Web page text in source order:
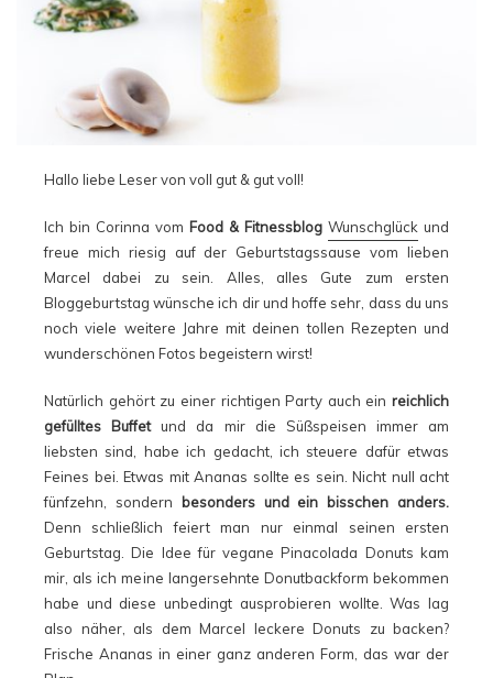
Hallo liebe Leser von voll gut & gut voll!
Ich bin Corinna vom Food & Fitnessblog Wunschglück und
freue mich riesig auf der Geburtstagssause vom lieben
Marcel dabei zu sein. Alles, alles Gute zum ersten
Bloggeburtstag wünsche ich dir und hoffe sehr, dass du uns
noch viele weitere Jahre mit deinen tollen Rezepten und
wunderschönen Fotos begeistern wirst!
Natürlich gehört zu einer richtigen Party auch ein reichlich
gefülltes Buffetund da mir die Süßspeisen immer am
liebsten sind, habe ich gedacht, ich steuere dafür etwas
Feines bei. Etwas mit Ananas sollte es sein. Nicht null acht
fünfzehn, sondern besonders und ein bisschen anders.
Denn schließlich feiert man nur einmal seinen ersten
Geburtstag. Die Idee für vegane Pinacolada Donuts kam
mir, als ich meine langersehnte Donutbackform bekommen
habe und diese unbedingt ausprobieren wollte. Was lag
also näher, als dem Marcel leckere Donuts zu backen?
Frische Ananas in einer ganz anderen Form, das war der